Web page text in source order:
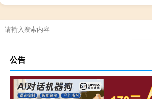
伦勃朗式尴尬什么梗
公告